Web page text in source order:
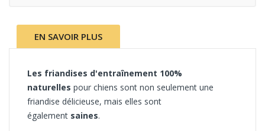
EN SAVOIR PLUS
Les friandises d'entraînement 100%
naturelles pour chiens sont non seulement une
friandise délicieuse, mais elles sont
également saines.